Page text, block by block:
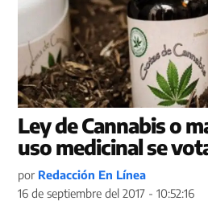
Ley de Cannabis o
uso medicinal se
por Redacción En Línea
16 de septiembre del 2017 - 10:52:16